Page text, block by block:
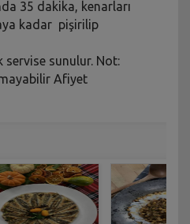
35 dakika, kenarları
kadar pişirilip
servise sunulur. Not:
Afiyet